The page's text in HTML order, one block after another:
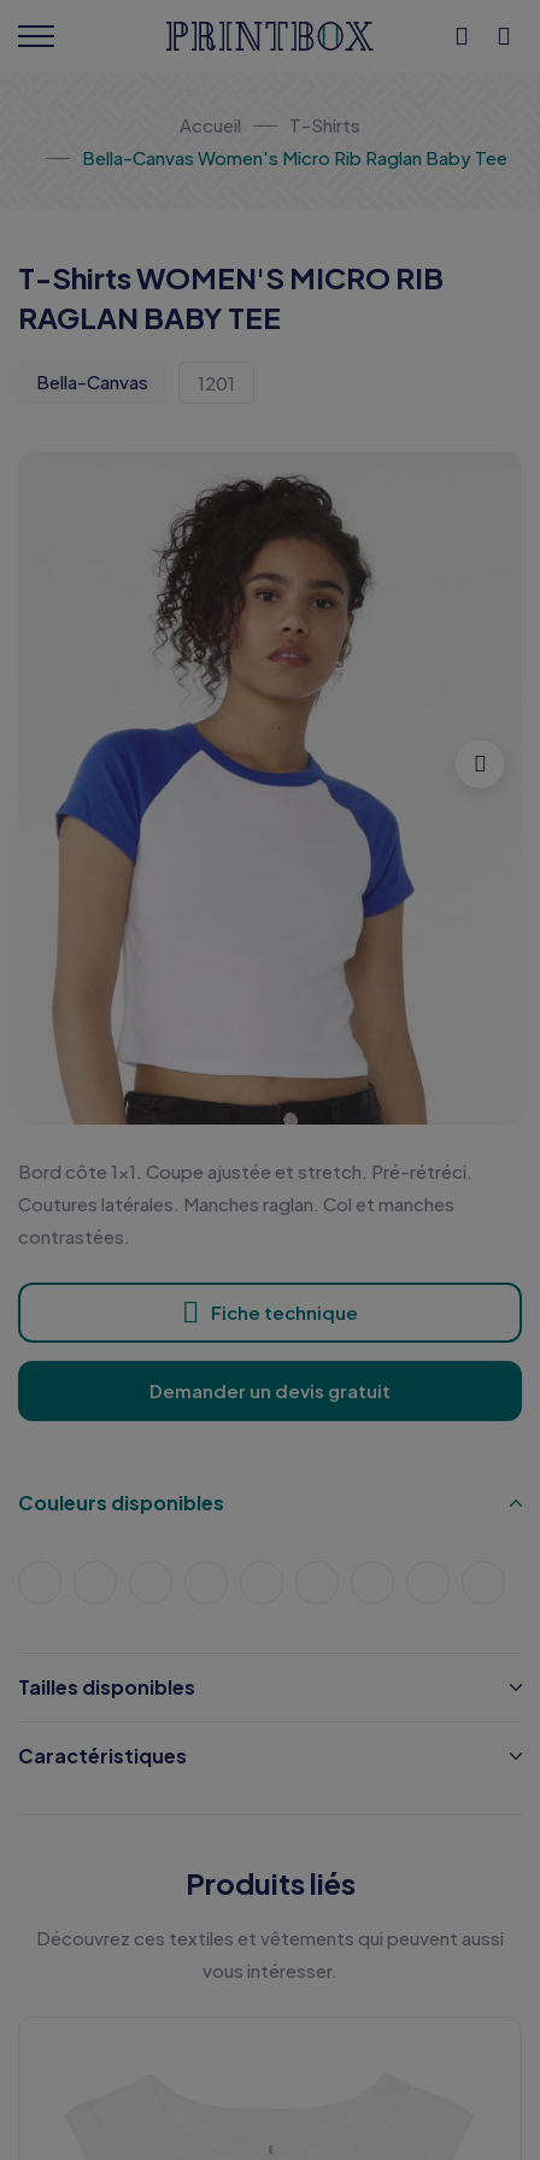
Accueil
T-Shirts
Bella-Canvas Women's Micro Rib Raglan Baby Tee
T-Shirts WOMEN'S MICRO RIB
RAGLAN BABY TEE
Bella-Canvas 1201
Bord côte 1x1. Coupe ajustée et stretch. Pré-rétréci.
Coutures latérales. Manches raglan. Col et manches
contrastées.
Fiche technique
Demander un devis gratuit
Couleurs disponibles
Tailles disponibles
Caractéristiques
Produits liés
Découvrez ces textiles et vêtements qui peuvent aussi
vous intéresser.